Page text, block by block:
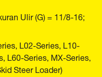
Ulir (G) = 11/8-16;
L02-Series, L10-
L60-Series, MX-Series,
Steer Loader)